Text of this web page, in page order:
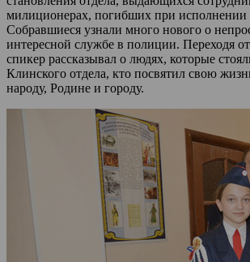
милиционерах, погибших при исполнении
Собравшиеся узнали много нового о
интересной службе в полиции. Переходя от
спикер рассказывал о людях, которые
Клинского отдела, кто посвятил свою
народу, Родине и городу.